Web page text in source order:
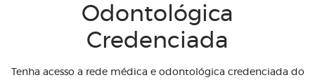
Odontológica
Credenciada
Tenha acesso a rede médica e odontológica credenciada do